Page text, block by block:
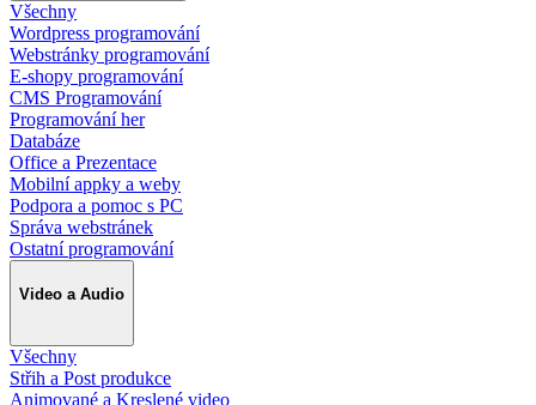
Všechny
Wordpress programování
Webstránky programování
E-shopy programování
CMS Programování
Programování her
Databáze
Office a Prezentace
Mobilní appky a weby
Podpora a pomoc s PC
Správa webstránek
Ostatní programování
Video a Audio
Všechny
Střih a Post produkce
Animované a Kreslené video